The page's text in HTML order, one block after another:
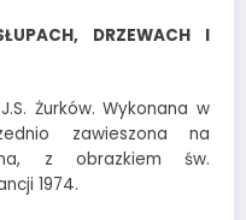
DRZEWACH I
Żurków. Wykonana w
zawieszona na
z obrazkiem św.
1974.